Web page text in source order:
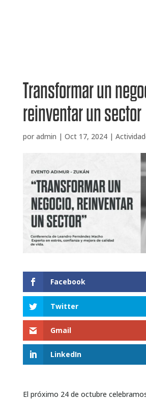
Transformar un
reinventar un sector
por admin | Oct 17, 2024|
Facebook
Twitter
Gmail
LinkedIn
El próximo 24 de octubre